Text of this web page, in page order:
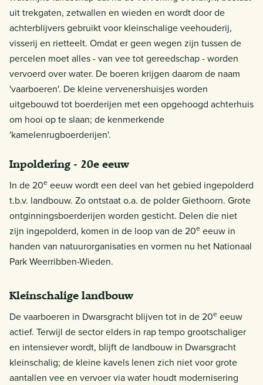
uit trekgaten, zetwallen en wieden en wordt door de
achterblijvers gebruikt voor kleinschalige veehouderij,
visserij en rietteelt. Omdat er geen wegen zijn tussen de
percelen moet alles - van vee tot gereedschap - worden
vervoerd over water. De boeren krijgen daarom de naam
'vaarboeren'. De kleine vervenershuisjes worden
uitgebouwd tot boerderijen met een opgehoogd achterhuis
om hooi op te slaan; de kenmerkende
'kamelenrugboerderijen'.
Inpoldering - 20e eeuw
In de 20e eeuw wordt een deel van het gebied ingepolderd
t.b.v. landbouw. Zo ontstaat o.a. de polder Giethoorn. Grote
ontginningsboerderijen worden gesticht. Delen die niet
zijn ingepolderd, komen in de loop van de 20e eeuw in
handen van natuurorganisaties en vormen nu het Nationaal
Park Weerribben-Wieden.
Kleinschalige landbouw
De vaarboeren in Dwarsgracht blijven tot in de 20e eeuw
actief. Terwijl de sector elders in rap tempo grootschaliger
en intensiever wordt, blijft de landbouw in Dwarsgracht
kleinschalig; de kleine kavels lenen zich niet voor grote
aantallen vee en vervoer via water houdt modernisering